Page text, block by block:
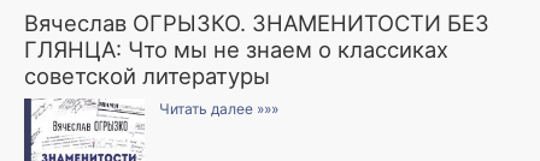
Вячеслав ОГРЫЗКО. ЗНАМЕНИТОСТИ БЕЗ
ГЛЯНЦА: Что мы не знаем о классиках
советской литературы
Читать далее »»»